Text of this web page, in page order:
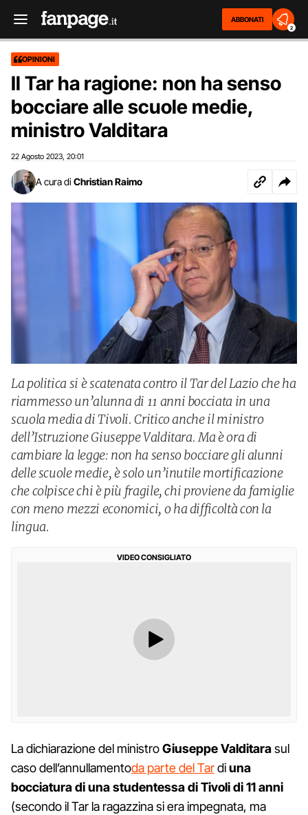
ABBONATI
2
OPINIONI
Il Tar ha ragione: non ha senso
bocciare alle scuole medie,
ministro Valditara
22 Agosto 2023 20:01
A cura di Christian Raimo
La politica si è scatenata contro il Tar del Lazio che ha
riammesso un’alunna di 11 anni bocciata in una
scuola media di Tivoli. Critico anche il ministro
dell’Istruzione Giuseppe Valditara. Ma è ora di
cambiare la legge: non ha senso bocciare gli alunni
delle scuole medie, è solo un’inutile mortificazione
che colpisce chi è più fragile, chi proviene da famiglie
con meno mezzi economici, o ha difficoltà con la
lingua.
VIDEO CONSIGLIATO
La dichiarazione del ministroGiuseppe Valditarasul
caso dell’annullamentoda parte del Tardiuna
bocciatura di una studentessadi Tivoli di 11 anni
(secondo il Tar la ragazzina si era impegnata, ma